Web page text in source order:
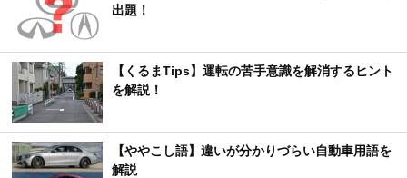
出題！
【くるまTips】運転の苦手意識を解消するヒント
を解説！
【ややこし語】違いが分かりづらい自動車用語を
解説